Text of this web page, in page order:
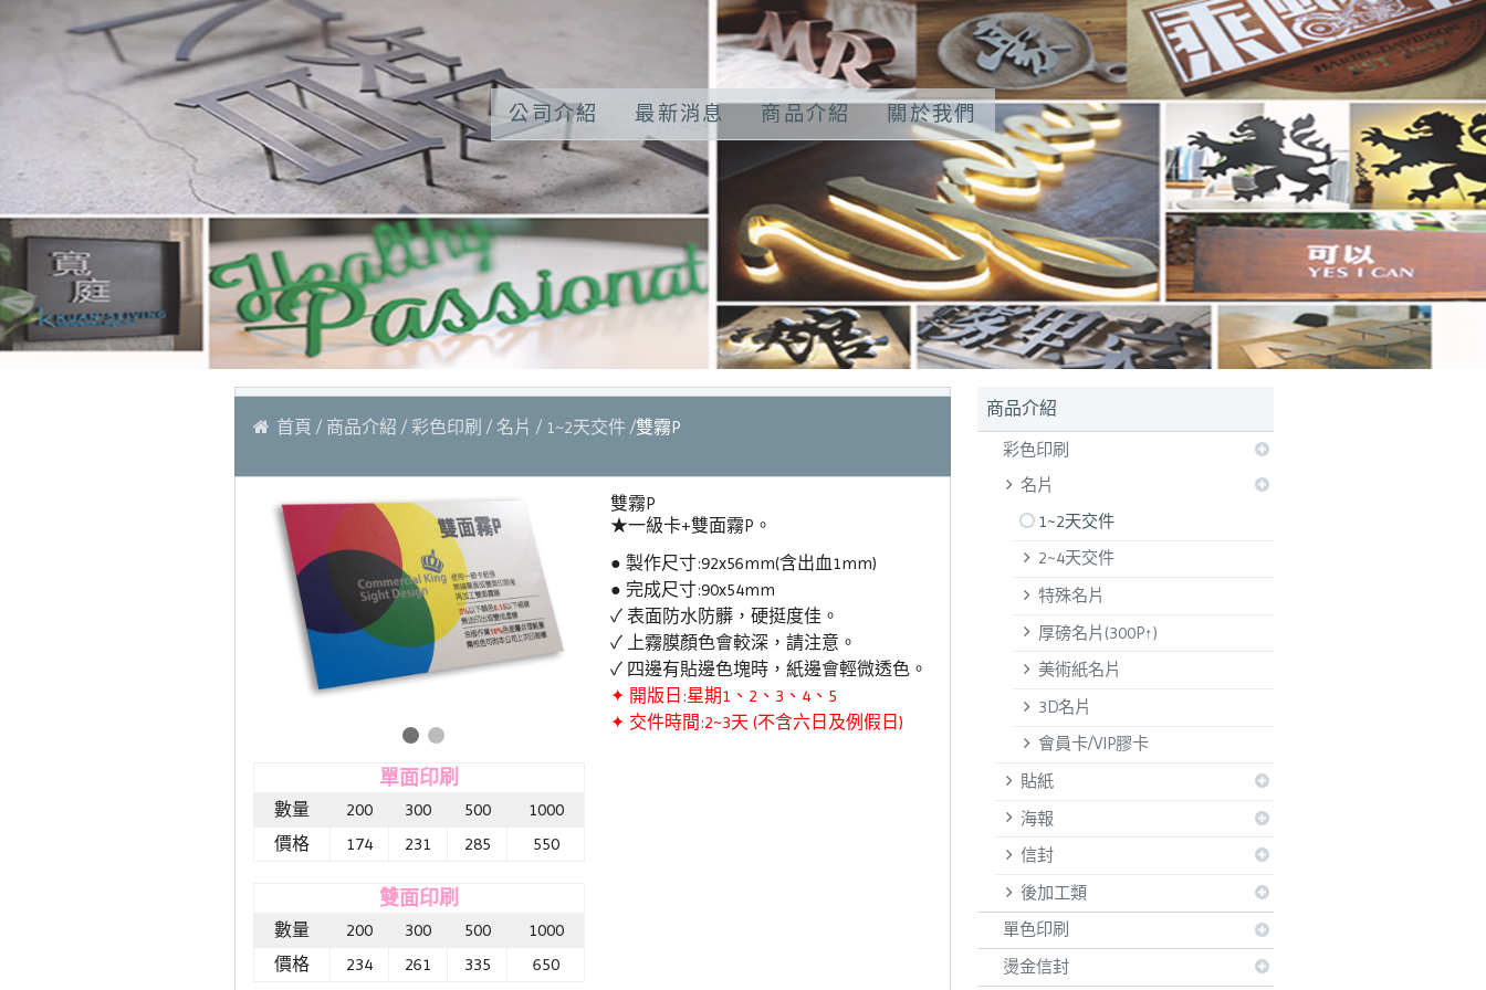
公司介紹 最新消息 商品介紹 關於我們
商品介紹
彩色印刷
名片
1~2天交件
2~4天交件
特殊名片
厚磅名片(300P↑)
美術紙名片
3D名片
會員卡/VIP膠卡
貼紙
海報
信封
後加工類
單色印刷
燙金信封
首頁 商品介紹 彩色印刷 名片 1~2天交件 雙霧P
雙霧P
★一級卡+雙面霧P。
● 製作尺寸:92x56mm(含出血1mm)
● 完成尺寸:90x54mm
✓ 表面防水防髒，硬挺度佳。
✓ 上霧膜顏色會較深，請注意。
✓ 四邊有貼邊色塊時，紙邊會輕微透色。
✦ 開版日:星期1、2、3、4、5
✦ 交件時間:2~3天 (不含六日及例假日)
單面印刷
數量 200 300 500
1000
價格
174 231 285 550
雙面印刷
數量 200 300 500
1000
價格
234 261 335 650